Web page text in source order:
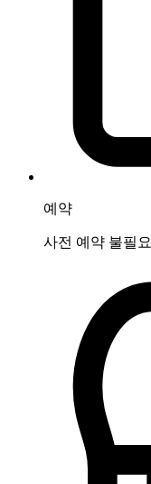
예약
사전 예약 불필요